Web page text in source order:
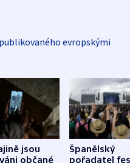
evropskými
jsou
občané
Španělský
pořadatel